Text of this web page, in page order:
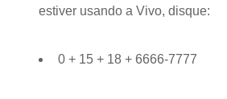
estiver usando a Vivo, disque:
0 + 15 + 18 + 6666-7777